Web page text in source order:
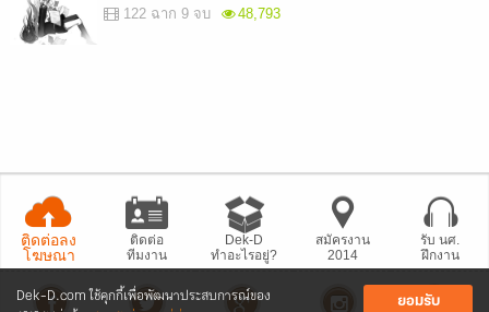
Dek-D.com ใช้คุกกี้เพื่อพัฒนาประสบการณ์ของ
ยอมรับ
122 ฉาก 9 จบ
48,793
ติดต่อลง
โฆษณา
ติดต่อ
ทีมงาน
Dek-D
ทำอะไรอยู่?
สมัครงาน
2014
รับ นศ.
ฝึกงาน